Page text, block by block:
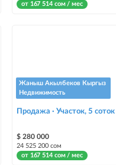
от 167 514 сом / мес
Жаныш Акылбеков Кыргыз
Недвижимость
Продажа · Участок, 5 соток
$ 280 000
24 525 200 сом
от 167 514 сом / мес